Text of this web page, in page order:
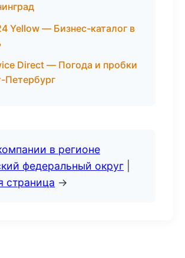
Yellow — Бизнес-каталог в
Direct — Погода и пробки
Петербург
в регионе
федеральный округ
страница →